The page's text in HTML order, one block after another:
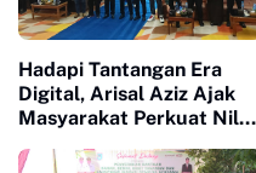
Hadapi Tantangan Era
Digital, Arisal Aziz Ajak
Masyarakat Perkuat Nilai